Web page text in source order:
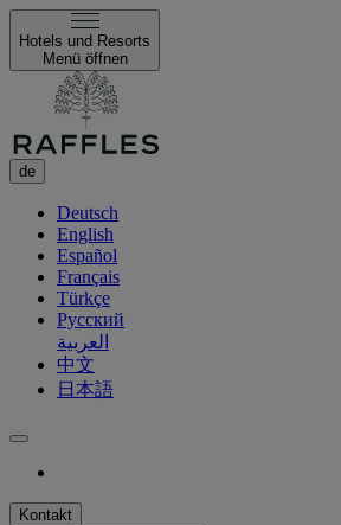
Hotels und Resorts
Menü öffnen
de
Deutsch
English
Español
Français
Türkçe
Русский
العربية
中文
日本語
Kontakt